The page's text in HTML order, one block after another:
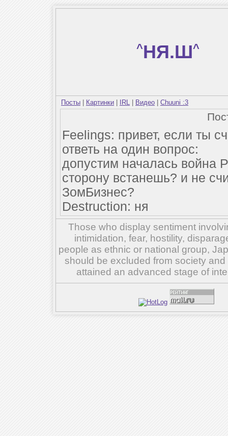
^НЯ.Ш^
Посты Картинки IRL Видео Chuuni :3
Feelings: привет, если ты
ответь на один вопрос:
допустим началась война
сторону встанешь? и не
ЗомБизнес?
Destruction: ня
Those who display sentiment
intimidation, fear, hostility,
people as ethnic or national group,
should be excluded from society
attained an advanced stage of